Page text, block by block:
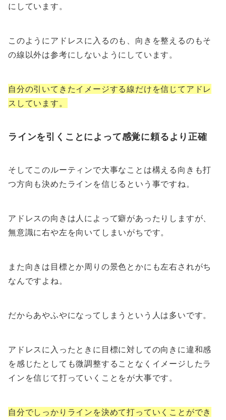
にしています。
このようにアドレスに入るのも、向きを整えるのもそ
の線以外は参考にしないようにしています。
自分の引いてきたイメージする線だけを信じてアドレ
スしています。
ラインを引くことによって感覚に頼るより正確
そしてこのルーティンで大事なことは構える向きも打
つ方向も決めたラインを信じるという事ですね。
アドレスの向きは人によって癖があったりしますが、
無意識に右や左を向いてしまいがちです。
また向きは目標とか周りの景色とかにも左右されがち
なんですよね。
だからあやふやになってしまうという人は多いです。
アドレスに入ったときに目標に対しての向きに違和感
を感じたとしても微調整することなくイメージしたラ
インを信じて打っていくことをが大事です。
自分でしっかりラインを決めて打っていくことができ